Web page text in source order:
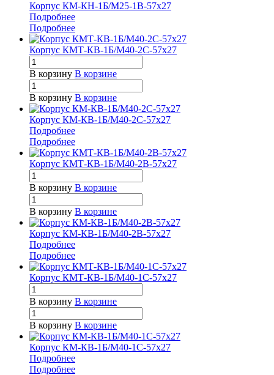
Корпус КМ-КН-1Б/М25-1В-57х27
Подробнее
Подробнее
Корпус КМТ-КВ-1Б/М40-2С-57х27
В корзину В корзине
В корзину В корзине
Корпус КМ-КВ-1Б/М40-2С-57х27
Подробнее
Подробнее
Корпус КМТ-КВ-1Б/М40-2В-57х27
В корзину В корзине
В корзину В корзине
Корпус КМ-КВ-1Б/М40-2В-57х27
Подробнее
Подробнее
Корпус КМТ-КВ-1Б/М40-1С-57х27
В корзину В корзине
В корзину В корзине
Корпус КМ-КВ-1Б/М40-1С-57х27
Подробнее
Подробнее